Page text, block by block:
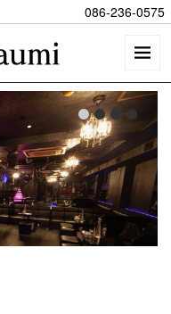
086-236-0575